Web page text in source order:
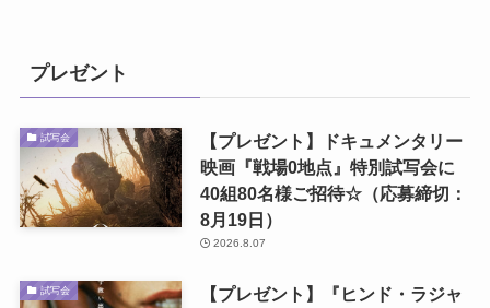
プレゼント
試写会
【プレゼント】ドキュメンタリー
映画『戦場0地点』特別試写会に
40組80名様ご招待☆（応募締切：
8月19日）
2026.8.07
試写会
【プレゼント】『ヒンド・ラジャ